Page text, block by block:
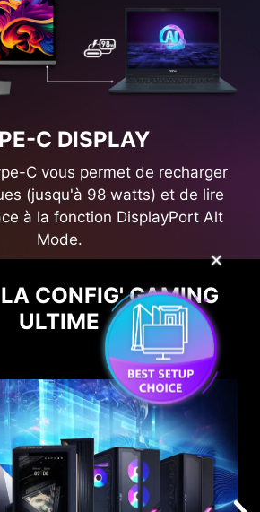
C DISPLAY
C vous permet de recharger
(jusqu'à 98 watts) et de lire
à la fonction DisplayPort Alt
Mode.
26,5"
QD-OLED
x 2160 (UHD)
CONFIG' GAMING
ULTIME
✕